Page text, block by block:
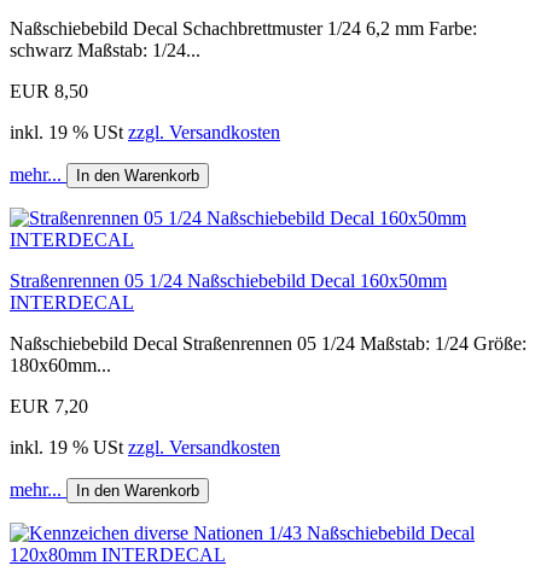
Naßschiebebild Decal Schachbrettmuster 1/24 6,2 mm Farbe:
schwarz Maßstab: 1/24...
EUR 8,50
inkl. 19 % USt zzgl. Versandkosten
mehr... In den Warenkorb
Straßenrennen 05 1/24 Naßschiebebild Decal 160x50mm
INTERDECAL
Naßschiebebild Decal Straßenrennen 05 1/24 Maßstab: 1/24 Größe:
180x60mm...
EUR 7,20
inkl. 19 % USt zzgl. Versandkosten
mehr... In den Warenkorb